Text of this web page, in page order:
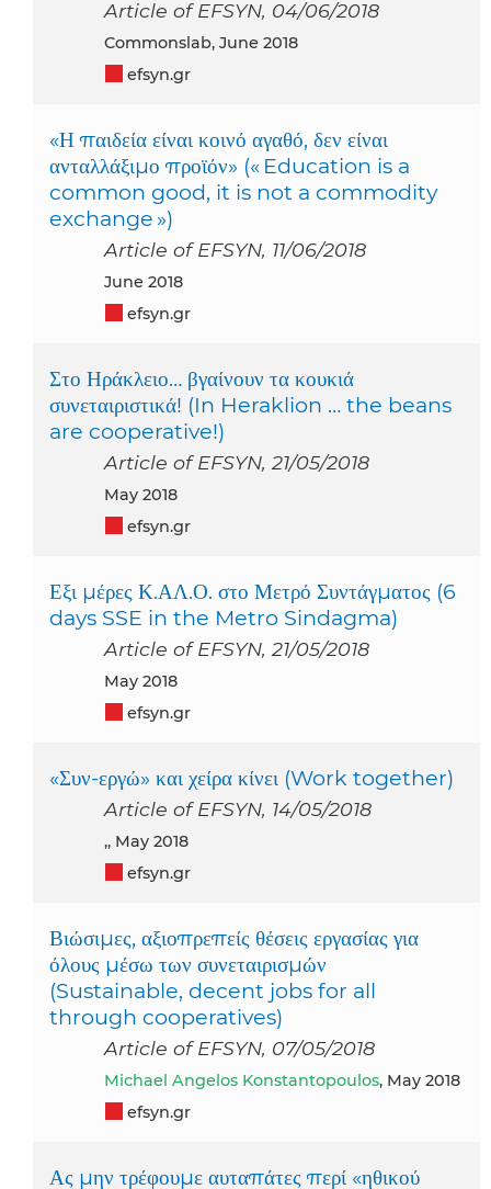
Article of EFSYN, 04/06/2018
Commonslab, June 2018
efsyn.gr
«Η παιδεία είναι κοινό αγαθό, δεν είναι
ανταλλάξιμο προϊόν» (« Education is a
common good, it is not a commodity
exchange »)
Article of EFSYN, 11/06/2018
June 2018
efsyn.gr
Στο Ηράκλειο… βγαίνουν τα κουκιά
συνεταιριστικά! (In Heraklion … the beans
are cooperative!)
Article of EFSYN, 21/05/2018
May 2018
efsyn.gr
Εξι μέρες Κ.ΑΛ.Ο. στο Μετρό Συντάγματος (6
days SSE in the Metro Sindagma)
Article of EFSYN, 21/05/2018
May 2018
efsyn.gr
«Συν-εργώ» και χείρα κίνει (Work together)
Article of EFSYN, 14/05/2018
,, May 2018
efsyn.gr
Βιώσιμες, αξιοπρεπείς θέσεις εργασίας για
όλους μέσω των συνεταιρισμών
(Sustainable, decent jobs for all
through cooperatives)
Article of EFSYN, 07/05/2018
Michael Angelos Konstantopoulos, May 2018
efsyn.gr
Ας μην τρέφουμε αυταπάτες περί «ηθικού